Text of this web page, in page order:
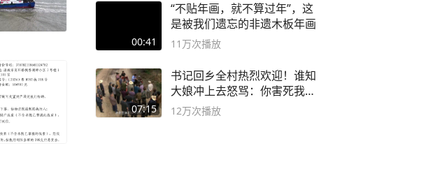
00:41
“不贴年画，就不算过年”，这
是被我们遗忘的非遗木板年画
11万次播放
07:15
书记回乡全村热烈欢迎！谁知
大娘冲上去怒骂：你害死我儿
子
12万次播放